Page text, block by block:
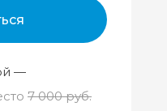
—
7 000 руб.